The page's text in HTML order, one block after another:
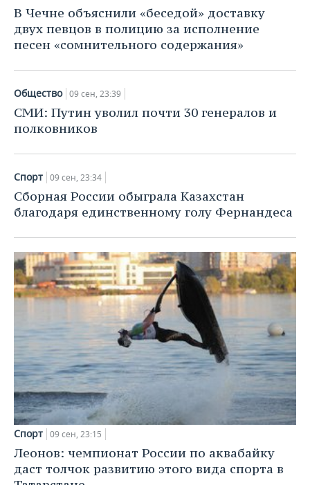
НЕФТЕХИМИЯ
НЕФТЬ
ОПК
ЭНЕРГЕТИКА
РОЗНИЧНАЯ ТОРГОВЛЯ
УСЛУГИ
НОВОСТИ ТЕХНОЛОГИЙ
МЕДИА
ТЕЛЕКОММУНИКАЦИИ
МЕРОПРИЯТИЯ
ВЫЕЗДНАЯ РЕДАКЦИЯ
БИЗНЕС-БРАНЧИ
ONLINE-КОНФЕРЕНЦИИ
ОТКРЫТАЯ ЛЕКЦИЯ
НОВОСТИ СПОРТА
ФУТБОЛ
ХОККЕЙ
БАСКЕТБОЛ
ВОЛЕЙБОЛ
КИБЕРСПОРТ
ФИГУРНОЕ КАТАНИЕ
ВОДНЫЕ ВИДЫ СПОРТА
ХОККЕЙ С МЯЧОМ
ОБЩЕСТВО
НОВОСТИ ОБЩЕСТВА
ВЛАСТЬ
ИНФРАСТРУКТУРА
ИСТОРИЯ
КУЛЬТУРА
МЕДИЦИНА
ПРОИСШЕСТВИЯ
ФОТОГАЛЕРЕЯ
СЮЖЕТЫ
СПРАВОЧНИК
СПИСОК ПЕРСОН
СПИСОК КОМПАНИЙ
ПОЛНАЯ ВЕРСИЯ
В Чечне объяснили «беседой» доставку
двух певцов в полицию за исполнение
песен «сомнительного содержания»
Общество 09 сен, 23:39
СМИ: Путин уволил почти 30 генералов и
полковников
Спорт 09 сен, 23:34
Сборная России обыграла Казахстан
благодаря единственному голу Фернандеса
Спорт 09 сен, 23:15
Леонов: чемпионат России по аквабайку
даст толчок развитию этого вида спорта в